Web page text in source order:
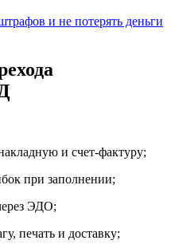
и счет-фактуру;
при заполнении;
ЭДО;
печать и доставку;